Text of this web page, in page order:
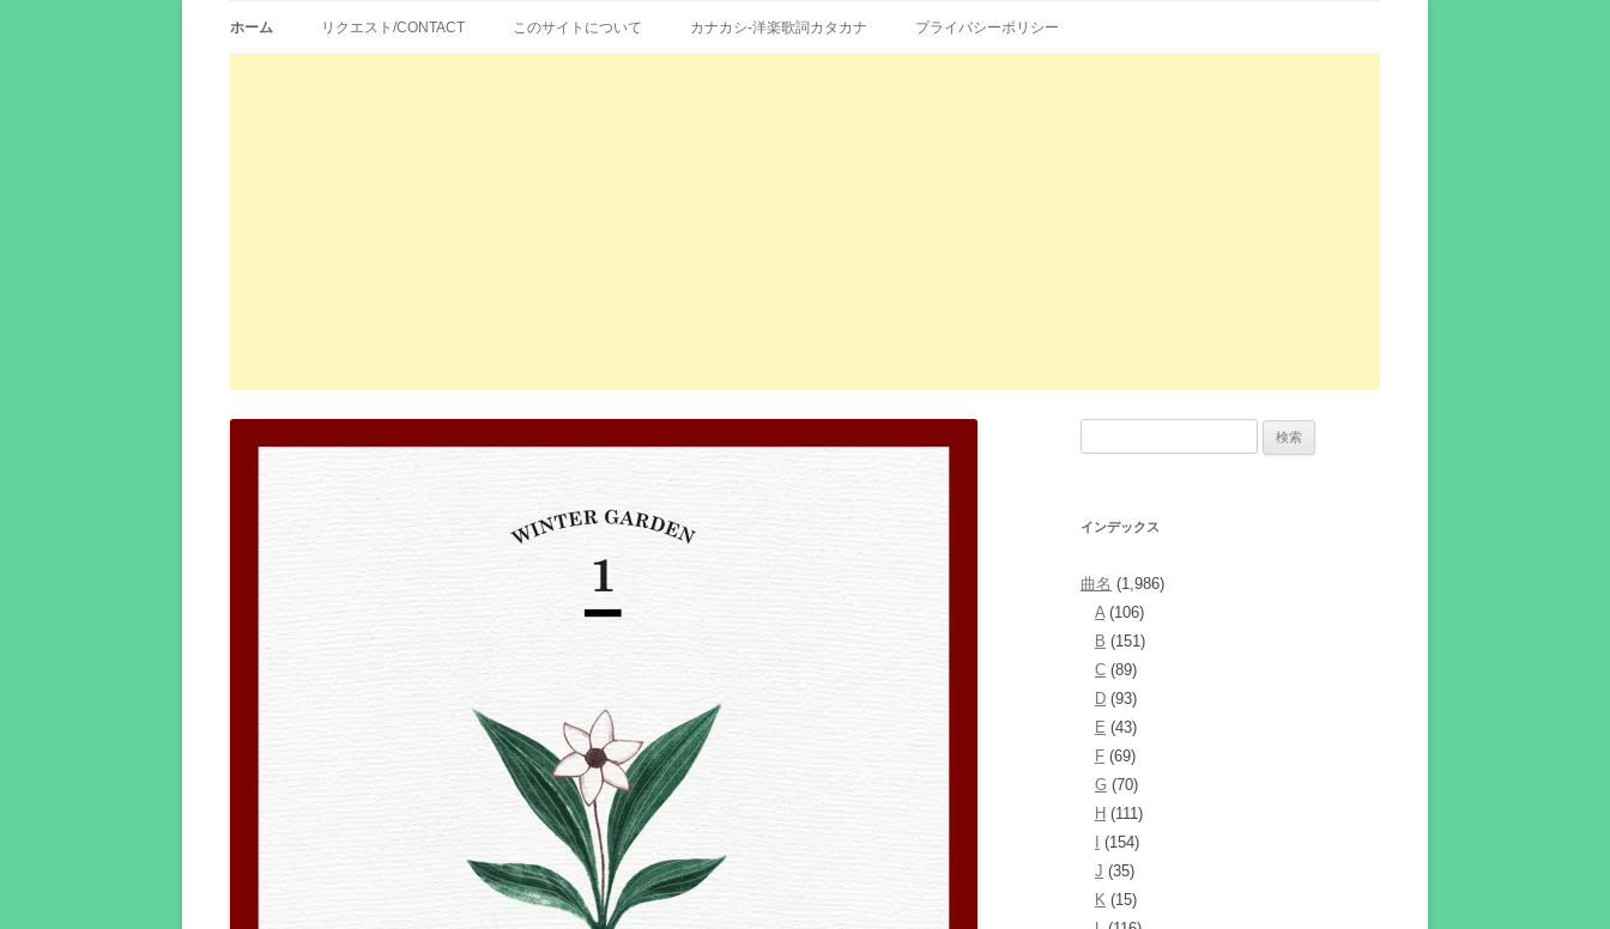
エイカシ | 洋楽歌詞の和訳、英語の意味、読み方
ン
ン
ホーム リクエスト/CONTACT このサイトについて カナカシ-洋楽歌詞カタカナ プライバシーポリシー
インデックス
曲名 (1,986)
A(106)
B (151)
C (89)
D (93)
E (43)
F (69)
G (70)
H (111)
(154)
J (35)
K (15)